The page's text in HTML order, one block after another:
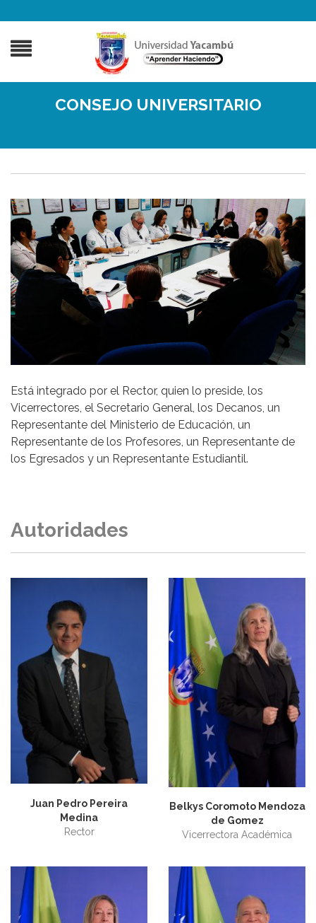
CONSEJO UNIVERSITARIO
Está integrado por el Rector, quien lo preside, los
Vicerrectores, el Secretario General, los Decanos, un
Representante del Ministerio de Educación, un
Representante de los Profesores, un Representante de
los Egresados y un Representante Estudiantil.
Autoridades
Juan Pedro Pereira
Medina
Rector
Belkys Coromoto Mendoza
de Gomez
Vicerrectora Académica